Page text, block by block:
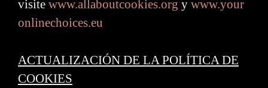
visite www.allaboutcookies.org y www.your
onlinechoices.eu
ACTUALIZACIÓN DE LA POLÍTICA DE
COOKIES